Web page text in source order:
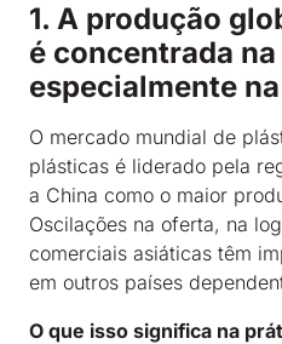
1. A produção
é concentrada
especialmente
O mercado mundial de
plásticas é liderado pela
a China como o maior
Oscilações na oferta, na
comerciais asiáticas têm
em outros países
O que isso significa na